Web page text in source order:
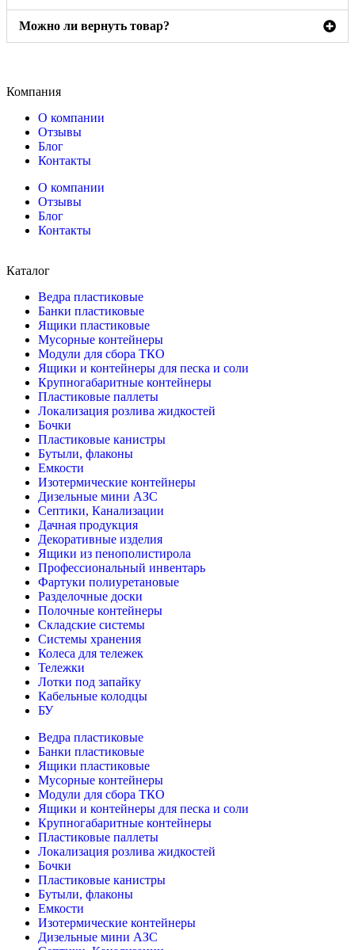
Можно ли вернуть товар?
Компания
О компании
Отзывы
Блог
Контакты
О компании
Отзывы
Блог
Контакты
Каталог
Ведра пластиковые
Банки пластиковые
Ящики пластиковые
Мусорные контейнеры
Модули для сбора ТКО
Ящики и контейнеры для песка и соли
Крупногабаритные контейнеры
Пластиковые паллеты
Локализация розлива жидкостей
Бочки
Пластиковые канистры
Бутыли, флаконы
Емкости
Изотермические контейнеры
Дизельные мини АЗС
Септики, Канализации
Дачная продукция
Декоративные изделия
Ящики из пенополистирола
Профессиональный инвентарь
Фартуки полиуретановые
Разделочные доски
Полочные контейнеры
Складские системы
Системы хранения
Колеса для тележек
Тележки
Лотки под запайку
Кабельные колодцы
БУ
Ведра пластиковые
Банки пластиковые
Ящики пластиковые
Мусорные контейнеры
Модули для сбора ТКО
Ящики и контейнеры для песка и соли
Крупногабаритные контейнеры
Пластиковые паллеты
Локализация розлива жидкостей
Бочки
Пластиковые канистры
Бутыли, флаконы
Емкости
Изотермические контейнеры
Дизельные мини АЗС